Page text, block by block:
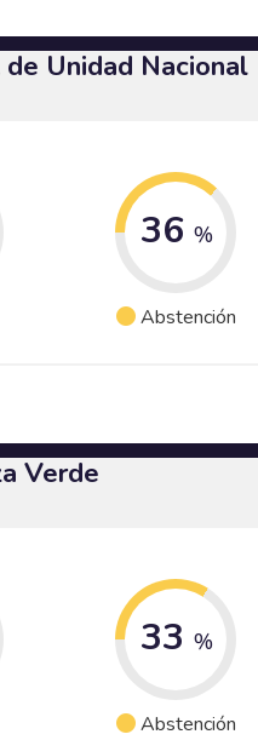
Unidad Nacional
36 %
Abstención
Verde
33 %
Abstención